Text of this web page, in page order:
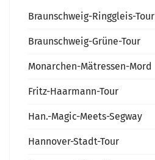
Braunschweig-Ringgleis-Tour
Braunschweig-Grüne-Tour
Monarchen-Mätressen-Mord
Fritz-Haarmann-Tour
Han.-Magic-Meets-Segway
Hannover-Stadt-Tour